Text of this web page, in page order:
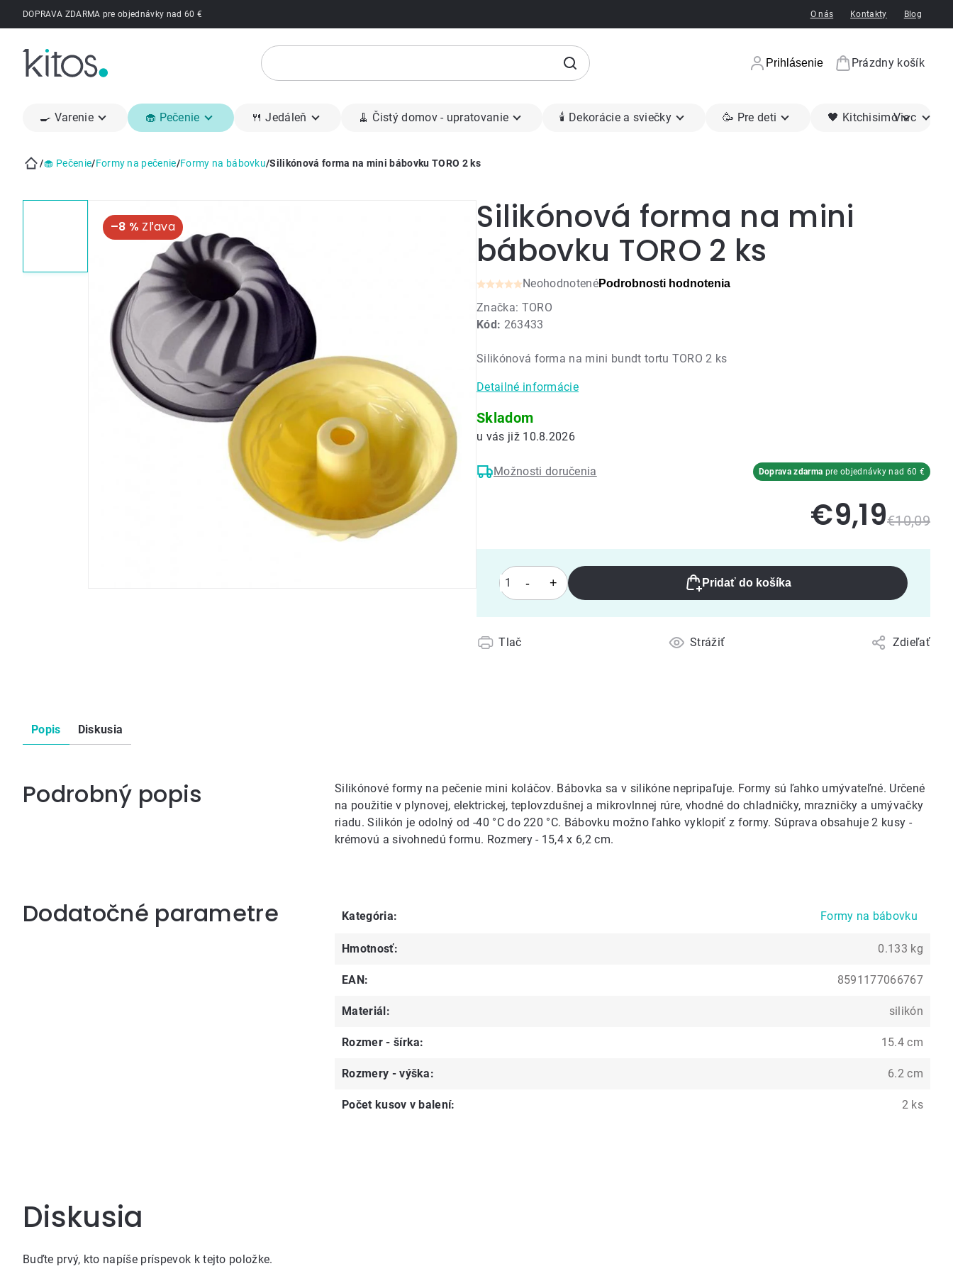
PrejsťDOPRAVA ZDARMA pre objednávky nad 60 € O nás Kontakty Blog
Prihlásenie
Nákupný
Prázdny košík
🍳 Varenie 🧁 Pečenie 🍴 Jedáleň 🧹 Čistý domov - upratovanie 🕯 Dekorácie a sviečky 🥳 Pre deti 🖤 KitchisimoViac
/🧁 Pečenie/Formy na pečenie/Formy na bábovku/Silikónová forma na mini bábovku TORO 2 ks
–8 %
Silikónová forma na mini
bábovku TORO 2 ks
Kód: 263433
Priemerné
hodnotenie
produktu
0,0
5
hviezdičiek.
NeohodnotenéPodrobnosti hodnotenia
Značka: TORO
Pridať do košíka
Silikónová forma na mini bundt tortu TORO 2 ks
Detailné informácie
Tlač Strážiť Zdieľať
Skladom
10.8.2026
Možnosti doručenia Doprava zdarma pre objednávky nad 60 €
€10,09
€9,19
Popis Diskusia
Podrobný popis
Silikónové formy na pečenie mini koláčov. Bábovka sa v silikóne nepripaľuje. Formy sú ľahko umývateľné. Určené
na použitie v plynovej, elektrickej, teplovzdušnej a mikrovlnnej rúre, vhodné do chladničky, mrazničky a umývačky
riadu. Silikón je odolný od -40 °C do 220 °C. Bábovku možno ľahko vyklopiť z formy. Súprava obsahuje 2 kusy -
krémovú a sivohnedú formu. Rozmery - 15,4 x 6,2 cm.
Dodatočné parametre Kategória: Formy na bábovku
Hmotnosť: 0.133 kg
EAN: 8591177066767
Materiál: silikón
Rozmer - šírka: 15.4 cm
Rozmery - výška: 6.2 cm
Počet kusov v balení: 2 ks
Diskusia
Buďte prvý, kto napíše príspevok k tejto položke.